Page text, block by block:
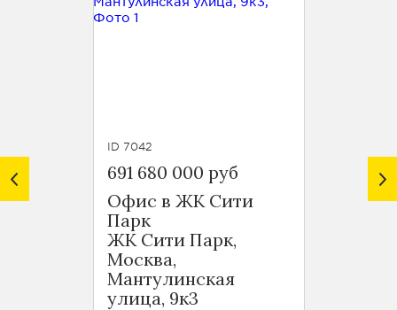
ID 7042
691 680 000 руб
Офис в ЖК Сити
Парк
ЖК Сити Парк,
Москва,
Мантулинская
улица, 9к3
725